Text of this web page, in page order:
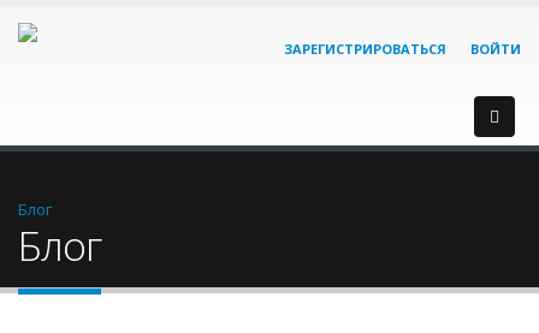
ЗАРЕГИСТРИРОВАТЬСЯ ВОЙТИ
Блог
Блог